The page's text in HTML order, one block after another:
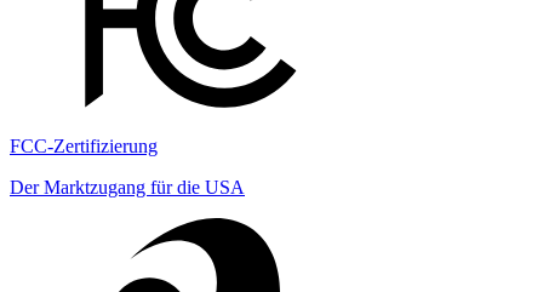
FCC-Zertifizierung
Der Marktzugang für die USA